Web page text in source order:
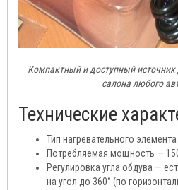
Компактный и доступный источник
салона любого
Технические
Тип нагревательного
Потребляемая мощность —
Регулировка угла обдува —
на угол до 360° (по